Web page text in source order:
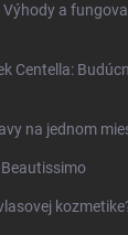
a
Centella:
na jednom